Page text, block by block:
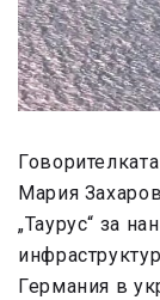
Мария
„Таурус“ за
Германия в